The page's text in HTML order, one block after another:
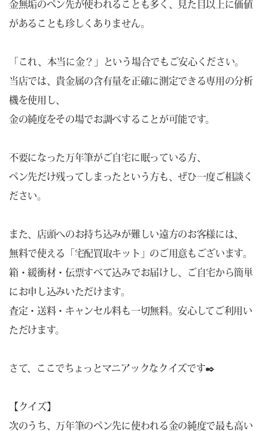
金無垢のペン先が使われることも多く、見た目以上に価値
があることも珍しくありません。
「これ、本当に金？」という場合でもご安心ください。
当店では、貴金属の含有量を正確に測定できる専用の分析
機を使用し、
金の純度をその場でお調べすることが可能です。
不要になった万年筆がご自宅に眠っている方、
ペン先だけ残ってしまったという方も、ぜひ一度ご相談く
ださい。
また、店頭へのお持ち込みが難しい遠方のお客様には、
無料で使える「宅配買取キット」のご用意もございます。
箱・緩衝材・伝票すべて込みでお届けし、ご自宅から簡単
にお申し込みいただけます。
査定・送料・キャンセル料も一切無料。安心してご利用い
ただけます。
さて、ここでちょっとマニアックなクイズです✒️
【クイズ】
次のうち、万年筆のペン先に使われる金の純度で最も高い